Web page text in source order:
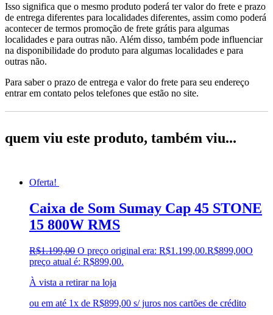
Isso significa que o mesmo produto poderá ter valor do frete e prazo
de entrega diferentes para localidades diferentes, assim como poderá
acontecer de termos promoção de frete grátis para algumas
localidades e para outras não. Além disso, também pode influenciar
na disponibilidade do produto para algumas localidades e para
outras não.
Para saber o prazo de entrega e valor do frete para seu endereço
entrar em contato pelos telefones que estão no site.
quem viu este produto, também viu...
Oferta!
Caixa de Som Sumay Cap 45 STONE
15 800W RMS
R$1.199,00 O preço original era: R$1.199,00.R$899,00O
preço atual é: R$899,00.
À vista a retirar na loja
ou em até 1x de R$899,00 s/ juros nos cartões de crédito